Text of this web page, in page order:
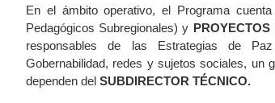
En el ámbito operativo, el Programa
Pedagógicos Subregionales) y
responsables de las Estrategias de
Gobernabilidad, redes y sujetos sociales, un
dependen del SUBDIRECTOR TÉCNICO.